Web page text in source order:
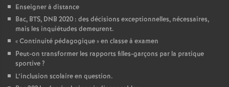
Enseigner à distance
Bac, BTS, DNB 2020 : des décisions exceptionnelles, nécessaires,
mais les inquiétudes demeurent.
«Continuité pédagogique» en classe à examen
Peut-on transformer les rapports filles-garçons par la pratique
sportive?
L’inclusion scolaire en question.